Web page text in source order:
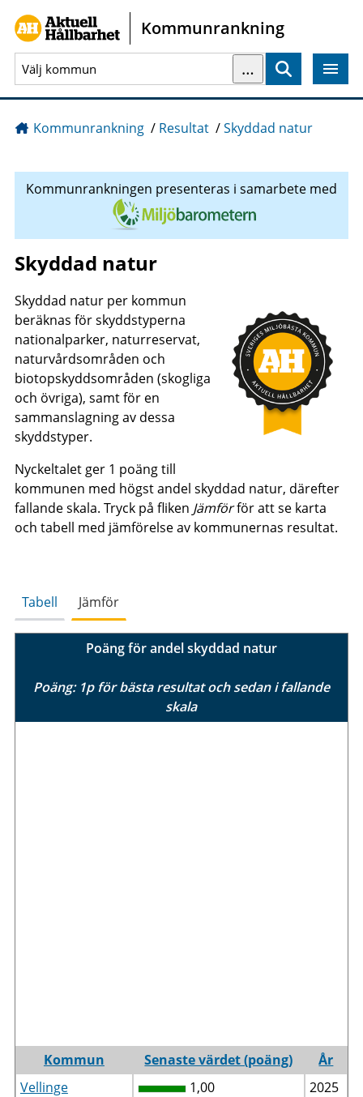
Gå direkt till sidans innehåll
Kommunrankning
…
Kommunrankning / Resultat /Skyddad natur
Kommunrankningen presenteras i samarbete med
Skyddad natur
Skyddad natur per kommun
beräknas för skyddstyperna
nationalparker, naturreservat,
naturvårdsområden och
biotopskyddsområden (skogliga
och övriga), samt för en
sammanslagning av dessa
skyddstyper.
Nyckeltalet ger 1 poäng till
kommunen med högst andel skyddad natur, därefter
fallande skala. Tryck på fliken Jämförför att se karta
och tabell med jämförelse av kommunernas resultat.
Tabell Jämför
Poäng för andel skyddad natur
Poäng: 1p för bästa resultat och sedan i fallande
skala
Kommun Senaste värdet (poäng)
År
Vellinge
1,00
2025